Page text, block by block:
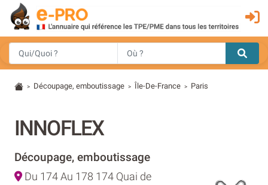
> Découpage, emboutissage > Île-De-France > Paris
INNOFLEX
Découpage, emboutissage
Du 174 Au 178 174 Quai de